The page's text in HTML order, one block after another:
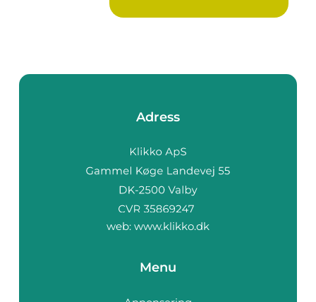
Adress
web: www.klikko.dk
Menu